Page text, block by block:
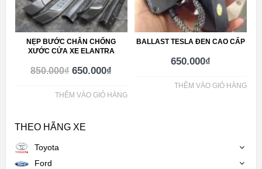
NẸP BƯỚC CHÂN CHỐNG
XƯỚC CỬA XE ELANTRA
850.000₫ 650.000₫
THÊM VÀO GIỎ HÀNG
BALLAST TESLA ĐEN CAO CẤP
650.000₫
THÊM VÀO GIỎ HÀNG
THEO HÃNG XE
Toyota
Ford